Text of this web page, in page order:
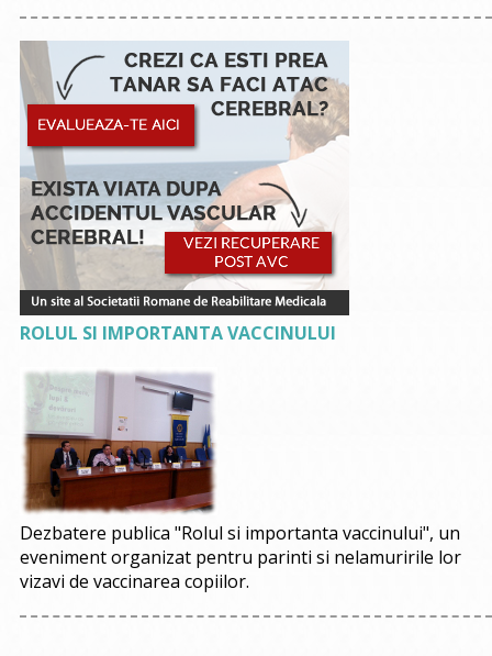
ROLUL SI IMPORTANTA VACCINULUI
Dezbatere publica "Rolul si importanta vaccinului", un
eveniment organizat pentru parinti si nelamuririle lor
vizavi de vaccinarea copiilor.